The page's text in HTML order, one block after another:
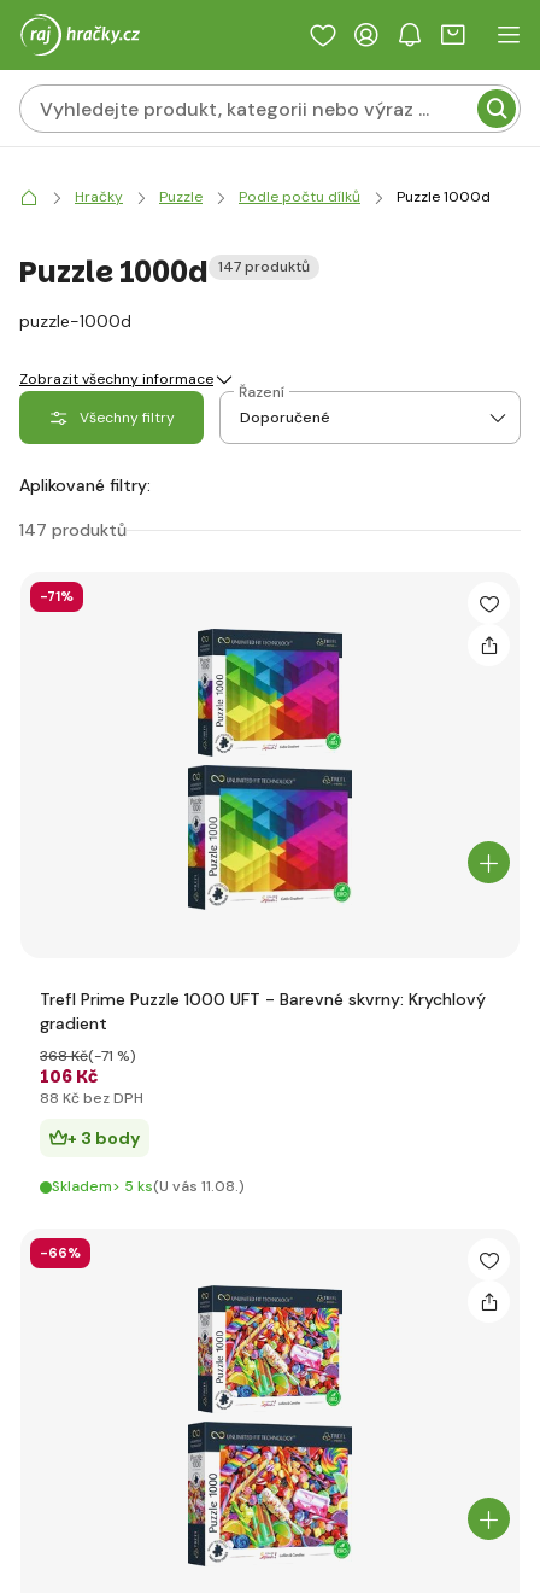
Hračky Puzzle Podle počtu dílků Puzzle 1000d
Puzzle 1000d 147 produktů
puzzle-1000d
Zobrazit všechny informace
Všechny filtry
Řazení
Aplikované filtry:
147 produktů
-71%
Trefl Prime Puzzle 1000 UFT - Barevné skvrny: Krychlový
gradient
106 Kč
368 Kč(-71 %)
88 Kč bez DPH
+ 3 body
Skladem> 5 ks(U vás 11.08.)
-66%